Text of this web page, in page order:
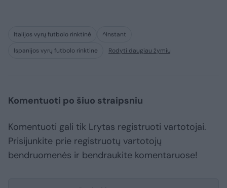
Italijos vyrų futbolo rinktinė
^Instant
Ispanijos vyrų futbolo rinktinė
Rodyti daugiau žymių
Komentuoti po šiuo straipsniu
Komentuoti gali tik Lrytas registruoti vartotojai.
Prisijunkite prie registruotų vartotojų
bendruomenės ir bendraukite komentaruose!